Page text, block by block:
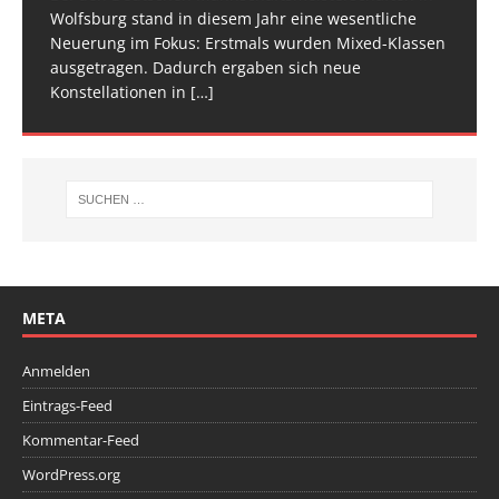
Wolfsburg stand in diesem Jahr eine wesentliche
Neuerung im Fokus: Erstmals wurden Mixed-Klassen
ausgetragen. Dadurch ergaben sich neue
Konstellationen in […]
[…]
[…]
Spitze im Trampolinturnen in Biberach an der Riß
(Baden-Württemberg) zu einem hochkarätigen
Wettkampfwochenende: Am Samstag standen die
Deutschen[…]
META
Anmelden
Eintrags-Feed
Kommentar-Feed
WordPress.org